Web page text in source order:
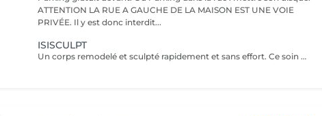
ATTENTION LA RUE A GAUCHE DE LA MAISON EST UNE VOIE
PRIVÉE. Il y est donc interdit...
ISISCULPT
Un corps remodelé et sculpté rapidement et sans effort. Ce soin de haute technologie utilise les champs électro magnétiques Isis Sculpt pour se muscler et affiner sa silhouette. Le principe est l'utilisation d'un champ électromagnétique focalisé permettant 20 000 contractions musculaires profondes et sans effort. Ces contractions agissent 7 cm en profondeur. Résultats : plus de muscles, de force, d'énergie, moins de gras, moins de toxines et de stress. La silhouette est remodelée, affinée et tonifiée. Les résultats sont visibles dès la première séance. Une cure de 6 séances est conseillée pour mincir et remodeler la silhouette.